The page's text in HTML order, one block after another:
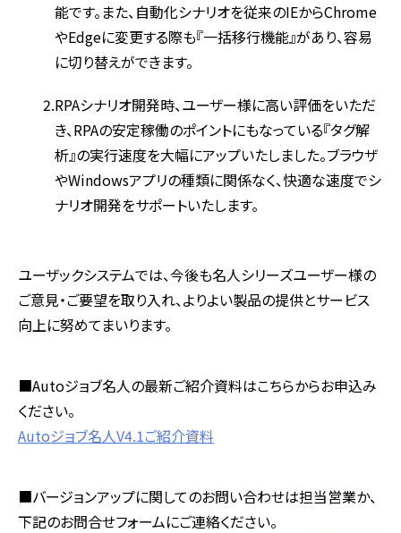
能です。また、自動化シナリオを従来のIEからChrome
やEdgeに変更する際も『一括移行機能』があり、容易
に切り替えができます。
RPAシナリオ開発時、ユーザー様に高い評価をいただ
き、RPAの安定稼働のポイントにもなっている『タグ解
析』の実行速度を大幅にアップいたしました。ブラウザ
やWindowsアプリの種類に関係なく、快適な速度でシ
ナリオ開発をサポートいたします。
ユーザックシステムでは、今後も名人シリーズユーザー様の
ご意見・ご要望を取り入れ、よりよい製品の提供とサービス
向上に努めてまいります。
■Autoジョブ名人の最新ご紹介資料はこちらからお申込み
ください。
Autoジョブ名人V4.1ご紹介資料
■バージョンアップに関してのお問い合わせは担当営業か、
下記のお問合せフォームにご連絡ください。